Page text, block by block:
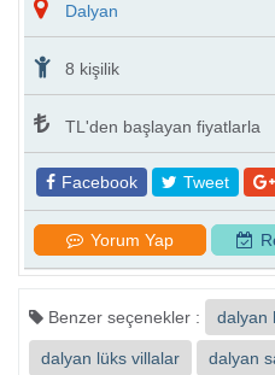
Lüks Tatil Villaları
Muhafazakar Villa
Dalyan
8 kişilik
TL'den başlayan fiyatlarla
Facebook Tweet
Yorum Yap
Benzer seçenekler : dalyan
dalyan lüks villalar dalyan